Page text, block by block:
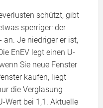
schützt, gibt
sperriger: der
Je niedriger er ist,
EnEV legt einen U-
Sie neue Fenster
kaufen, liegt
die Verglasung
Wert bei 1,1. Aktuelle